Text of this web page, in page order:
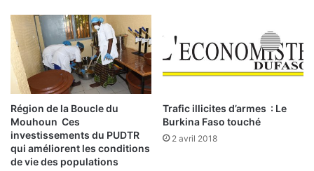
h
a
e
d
’
e
x
p
m
m
n
e
s
Région de la Boucle du
Mouhoun Ces
investissements du PUDTR
qui améliorent les conditions
de vie des populations
Trafic illicites d’armes : Le
Burkina Faso touché
2 avril 2018